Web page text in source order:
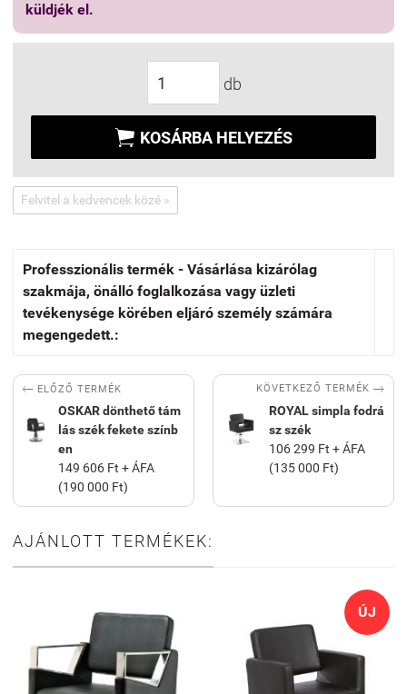
küldjék el.
db
 KOSÁRBA HELYEZÉS
Felvitel a kedvencek közé »
Professzionális termék - Vásárlása kizárólag
szakmája, önálló foglalkozása vagy üzleti
tevékenysége körében eljáró személy számára
megengedett.:
 ELŐZŐ TERMÉK
OSKAR dönthető tám
lás szék fekete színb
en
149 606 Ft + ÁFA
(190 000 Ft)
KÖVETKEZŐ TERMÉK 
ROYAL simpla fodrá
sz szék
106 299 Ft + ÁFA
(135 000 Ft)
AJÁNLOTT TERMÉKEK:
ÚJ